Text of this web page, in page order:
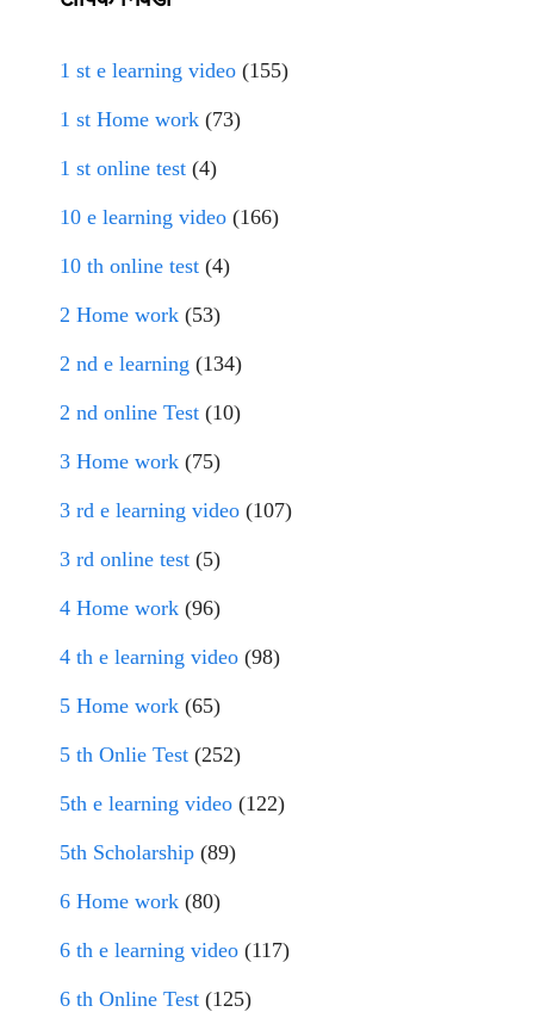
1 st e learning video (155)
1 st Home work (73)
1 st online test (4)
10 e learning video (166)
10 th online test (4)
2 Home work (53)
2 nd e learning (134)
2 nd online Test (10)
3 Home work (75)
3 rd e learning video (107)
3 rd online test (5)
4 Home work (96)
4 th e learning video (98)
5 Home work (65)
5 th Onlie Test (252)
5th e learning video (122)
5th Scholarship (89)
6 Home work (80)
6 th e learning video (117)
6 th Online Test (125)